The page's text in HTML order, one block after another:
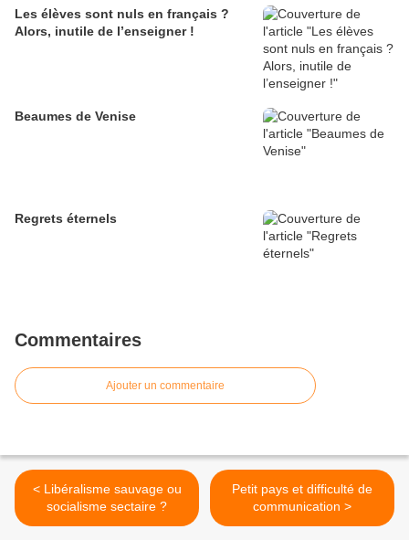
Les élèves sont nuls en français ?
Alors, inutile de l’enseigner !
Beaumes de Venise
Regrets éternels
Commentaires
Ajouter un commentaire
< Libéralisme sauvage ou
socialisme sectaire ?
Petit pays et difficulté de
communication >